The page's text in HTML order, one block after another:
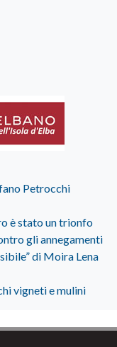
Petrocchi
è stato un trionfo
gli annegamenti
di Moira Lena
vigneti e mulini